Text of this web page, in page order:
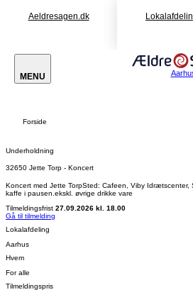
Aeldresagen.dk
MENU
Forside
Underholdning
32650 Jette Torp - Koncert
Koncert med Jette TorpSted: Cafeen, Viby Idrætscenter,
kaffe i pausen.ekskl. øvrige drikke vare
Tilmeldingsfrist 27.09.2026 kl. 18.00
Gå til tilmelding
Lokalafdeling
Aarhus
Hvem
For alle
Tilmeldingspris